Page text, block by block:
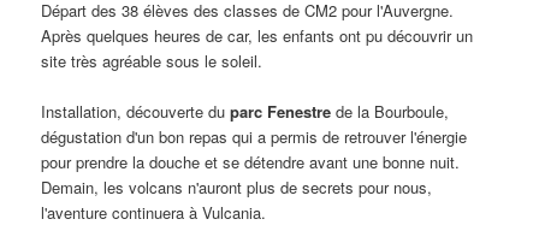
Départ des 38 élèves des classes de CM2 pour l'Auvergne.
Après quelques heures de car, les enfants ont pu découvrir un
site très agréable sous le soleil.
Installation, découverte duparc Fenestrede la Bourboule,
dégustation d'un bon repas qui a permis de retrouver l'énergie
pour prendre la douche et se détendre avant une bonne nuit.
Demain, les volcans n'auront plus de secrets pour nous,
l'aventure continuera à Vulcania.